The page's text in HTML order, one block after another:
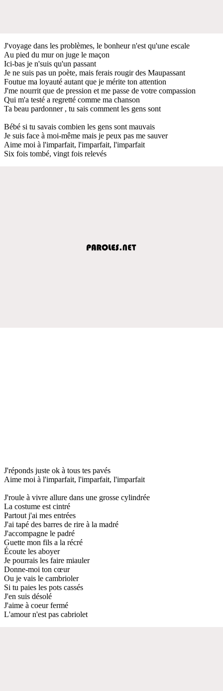
J'voyage dans les problèmes, le bonheur n'est qu'une escale
Au pied du mur on juge le maçon
Ici-bas je n'suis qu'un passant
Je ne suis pas un poète, mais ferais rougir des Maupassant
Foutue ma loyauté autant que je mérite ton attention
J'me nourrit que de pression et me passe de votre compassion
Qui m'a testé a regretté comme ma chanson
Ta beau pardonner , tu sais comment les gens sont
Bébé si tu savais combien les gens sont mauvais
Je suis face à moi-même mais je peux pas me sauver
Aime moi à l'imparfait, l'imparfait, l'imparfait
Six fois tombé, vingt fois relevés
J'réponds juste ok à tous tes pavés
Aime moi à l'imparfait, l'imparfait, l'imparfait
J'roule à vivre allure dans une grosse cylindrée
La costume est cintré
Partout j'ai mes entrées
J'ai tapé des barres de rire à la madré
J'accompagne le padré
Guette mon fils a la récré
Écoute les aboyer
Je pourrais les faire miauler
Donne-moi ton cœur
Ou je vais le cambrioler
Si tu paies les pots cassés
J'en suis désolé
J'aime à coeur fermé
L'amour n'est pas cabriolet